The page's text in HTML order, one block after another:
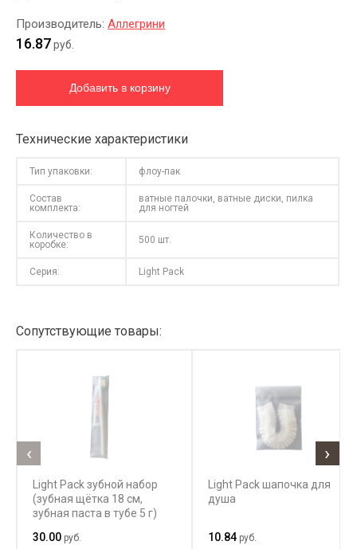
Производитель: Аллегрини
16.87руб.
Технические характеристики
Тип упаковки: флоу-пак
Состав
комплекта:
ватные палочки, ватные диски, пилка
для ногтей
Количество в
коробке:
500 шт.
Серия: Light Pack
Сопутствующие товары:
Light Pack зубной набор
(зубная щётка 18 см,
зубная паста в тубе 5 г)
30.00 руб.
Light Pack шапочка для
душа
10.84 руб.
‹ ›